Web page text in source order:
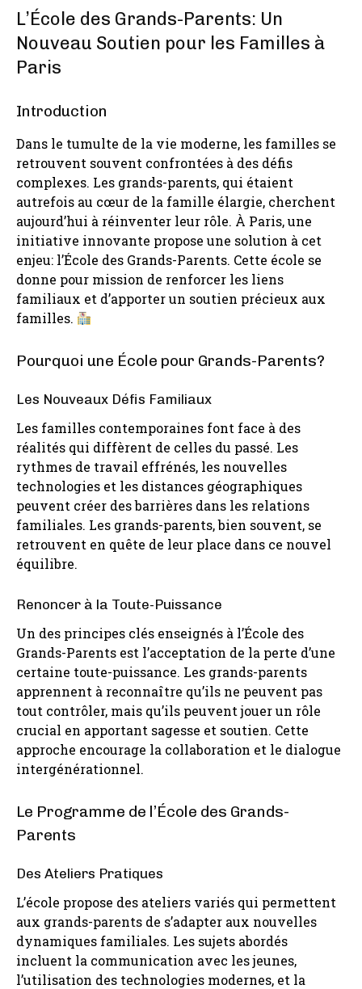
L’École des Grands-Parents: Un
Nouveau Soutien pour les Familles à
Paris
Introduction
Dans le tumulte de la vie moderne, les familles se
retrouvent souvent confrontées à des défis
complexes. Les grands-parents, qui étaient
autrefois au cœur de la famille élargie, cherchent
aujourd’hui à réinventer leur rôle. À Paris, une
initiative innovante propose une solution à cet
enjeu: l’École des Grands-Parents. Cette école se
donne pour mission de renforcer les liens
familiaux et d’apporter un soutien précieux aux
familles.
Pourquoi une École pour Grands-Parents?
Les Nouveaux Défis Familiaux
Les familles contemporaines font face à des
réalités qui diffèrent de celles du passé. Les
rythmes de travail effrénés, les nouvelles
technologies et les distances géographiques
peuvent créer des barrières dans les relations
familiales. Les grands-parents, bien souvent, se
retrouvent en quête de leur place dans ce nouvel
équilibre.
Renoncer à la Toute-Puissance
Un des principes clés enseignés à l’École des
Grands-Parents est l’acceptation de la perte d’une
certaine toute-puissance. Les grands-parents
apprennent à reconnaître qu’ils ne peuvent pas
tout contrôler, mais qu’ils peuvent jouer un rôle
crucial en apportant sagesse et soutien. Cette
approche encourage la collaboration et le dialogue
intergénérationnel.
Le Programme de l’École des Grands-
Parents
Des Ateliers Pratiques
L’école propose des ateliers variés qui permettent
aux grands-parents de s’adapter aux nouvelles
dynamiques familiales. Les sujets abordés
incluent la communication avec les jeunes,
l’utilisation des technologies modernes, et la